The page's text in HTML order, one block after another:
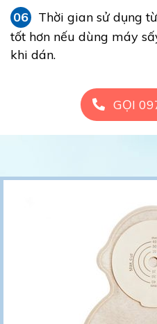
06
Thời gian sử dụng
tốt hơn nếu dùng máy
khi dán.
GỌI